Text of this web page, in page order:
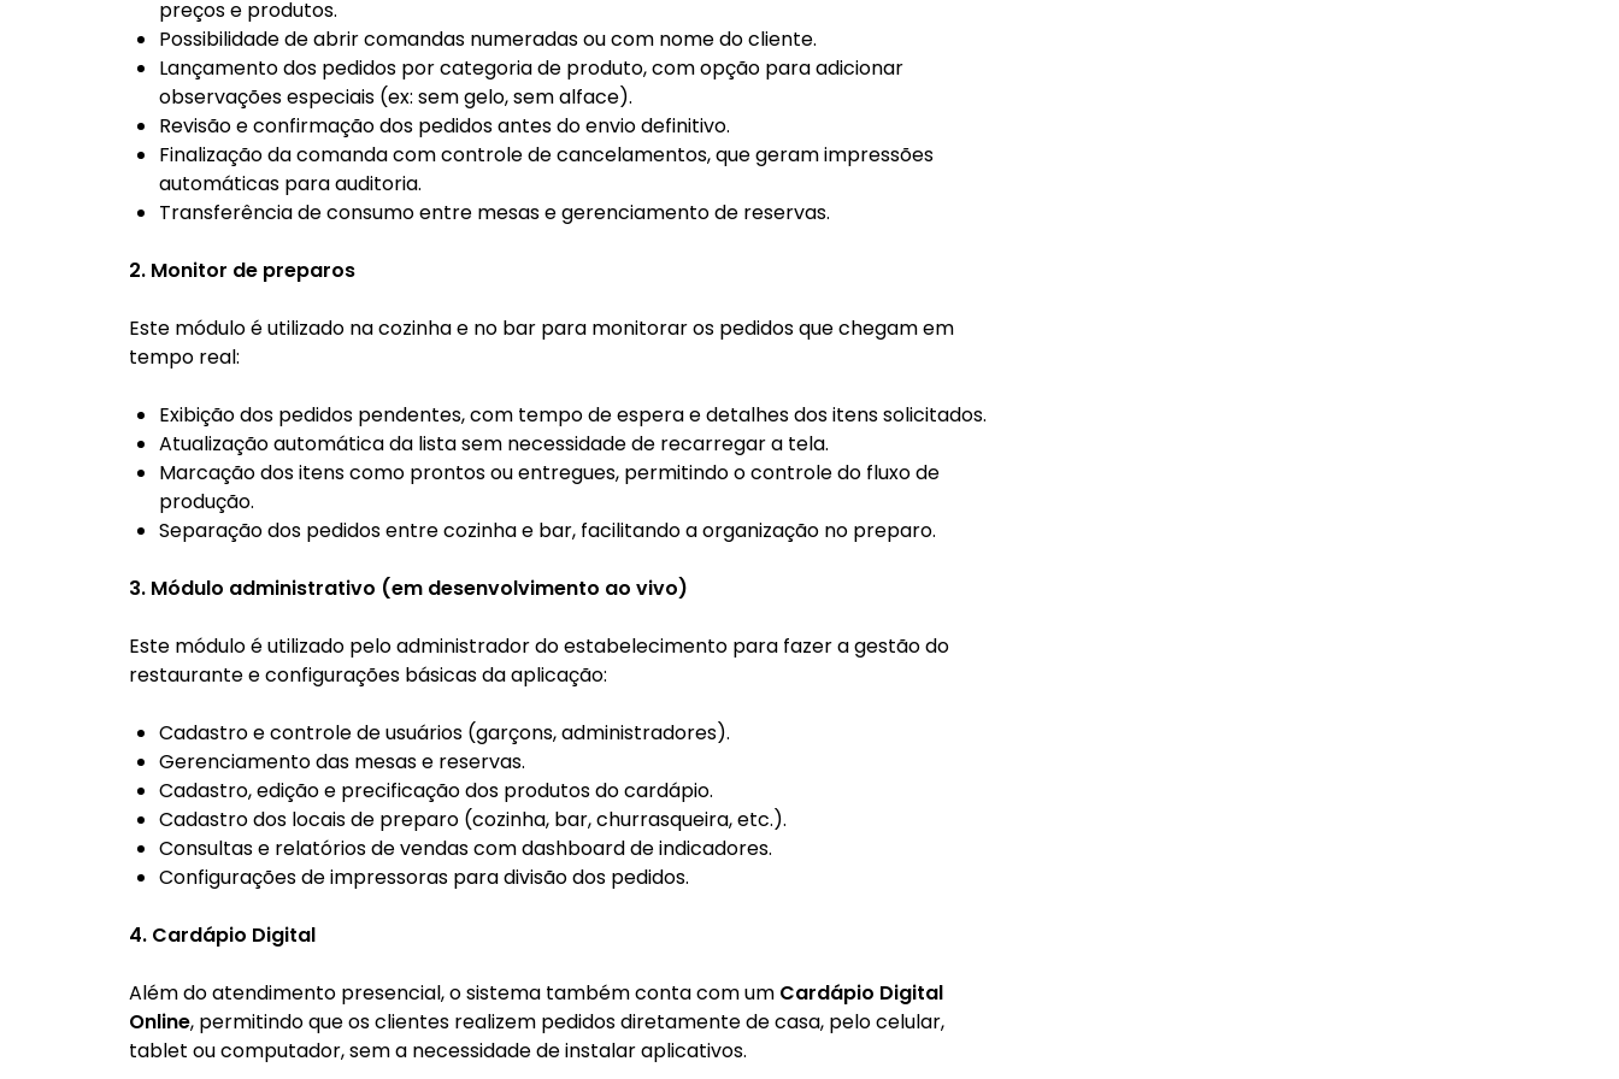
preços e produtos.
Possibilidade de abrir comandas numeradas ou com nome do cliente.
Lançamento dos pedidos por categoria de produto, com opção para adicionar
observações especiais (ex: sem gelo, sem alface).
Revisão e confirmação dos pedidos antes do envio definitivo.
Finalização da comanda com controle de cancelamentos, que geram impressões
automáticas para auditoria.
Transferência de consumo entre mesas e gerenciamento de reservas.
2. Monitor de preparos
Este módulo é utilizado na cozinha e no bar para monitorar os pedidos que chegam em
tempo real:
Exibição dos pedidos pendentes, com tempo de espera e detalhes dos itens solicitados.
Atualização automática da lista sem necessidade de recarregar a tela.
Marcação dos itens como prontos ou entregues, permitindo o controle do fluxo de
produção.
Separação dos pedidos entre cozinha e bar, facilitando a organização no preparo.
3. Módulo administrativo (em desenvolvimento ao vivo)
Este módulo é utilizado pelo administrador do estabelecimento para fazer a gestão do
restaurante e configurações básicas da aplicação:
Cadastro e controle de usuários (garçons, administradores).
Gerenciamento das mesas e reservas.
Cadastro, edição e precificação dos produtos do cardápio.
Cadastro dos locais de preparo (cozinha, bar, churrasqueira, etc.).
Consultas e relatórios de vendas com dashboard de indicadores.
Configurações de impressoras para divisão dos pedidos.
4. Cardápio Digital
Além do atendimento presencial, o sistema também conta com um Cardápio Digital
Online, permitindo que os clientes realizem pedidos diretamente de casa, pelo celular,
tablet ou computador, sem a necessidade de instalar aplicativos.